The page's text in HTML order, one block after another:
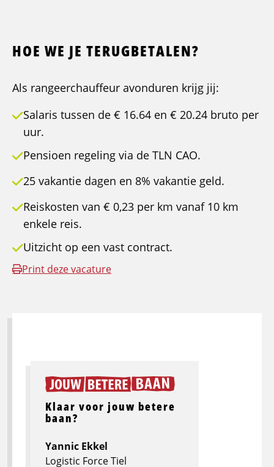
HOE WE JE TERUGBETALEN?
Als rangeerchauffeur avonduren krijg jij:
Salaris tussen de € 16.64 en € 20.24 bruto per
uur.
Pensioen regeling via de TLN CAO.
25 vakantie dagen en 8% vakantie geld.
Reiskosten van € 0,23 per km vanaf 10 km
enkele reis.
Uitzicht op een vast contract.
Print deze vacature
Klaar voor jouw betere
baan?
Yannic Ekkel
Logistic Force Tiel